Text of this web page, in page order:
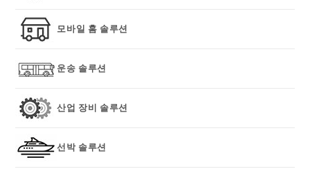
모바일 홈 솔루션
운송 솔루션
산업 장비 솔루션
선박 솔루션